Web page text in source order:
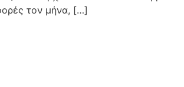
τον μήνα, […]